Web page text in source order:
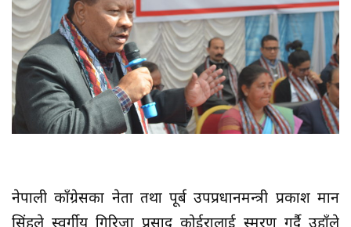
नेपाली काँग्रेसका नेता तथा पूर्ब उपप्रधानमन्त्री प्रकाश मान